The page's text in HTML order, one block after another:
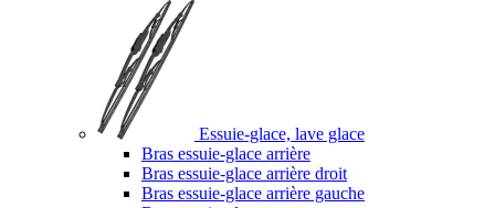
Essuie-glace, lave glace
Bras essuie-glace arrière
Bras essuie-glace arrière droit
Bras essuie-glace arrière gauche